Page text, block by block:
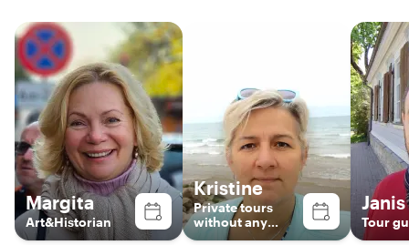
Margita
Art&Historian
Kristine
Private tours
without any
haste
Janis
Tour